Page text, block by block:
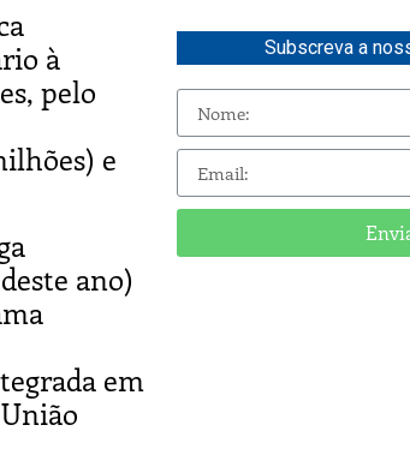
à
pelo
e
ano)
em
Subscreva a